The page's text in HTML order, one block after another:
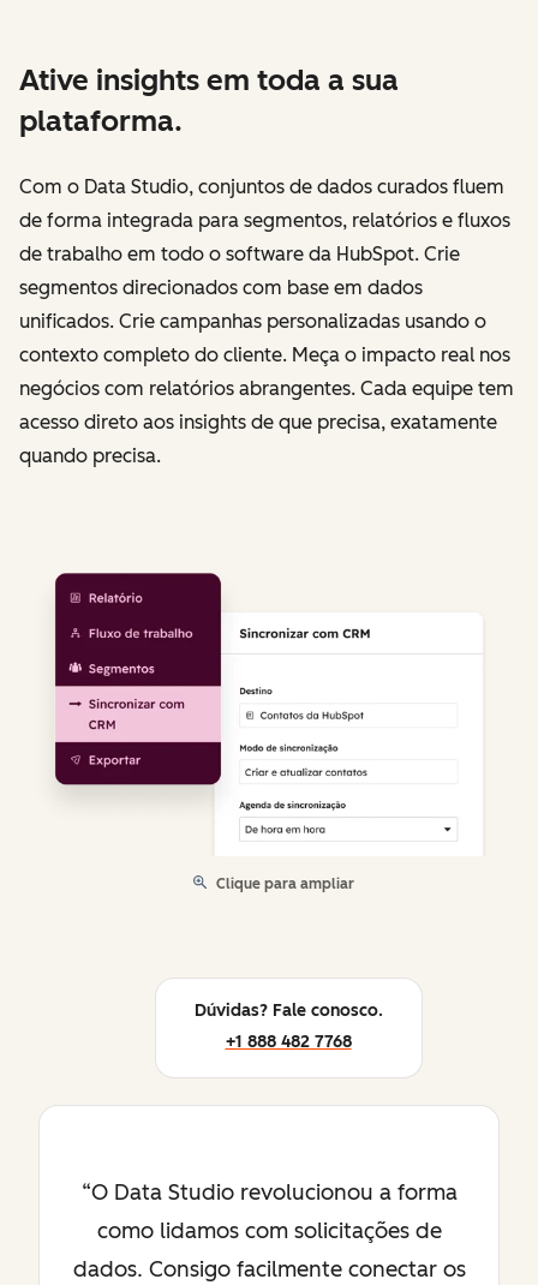
Ative insights em toda a sua
plataforma.
Com o Data Studio, conjuntos de dados curados fluem
de forma integrada para segmentos, relatórios e fluxos
de trabalho em todo o software da HubSpot. Crie
segmentos direcionados com base em dados
unificados. Crie campanhas personalizadas usando o
contexto completo do cliente. Meça o impacto real nos
negócios com relatórios abrangentes. Cada equipe tem
acesso direto aos insights de que precisa, exatamente
quando precisa.
Clique para ampliar
Dúvidas? Fale conosco.
+1 888 482 7768
O Data Studio revolucionou a forma
como lidamos com solicitações de
dados. Consigo facilmente conectar os